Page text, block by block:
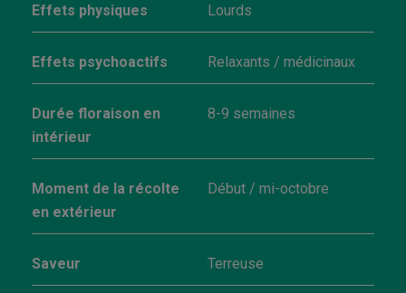
Effets physiques Lourds
Effets psychoactifs Relaxants / médicinaux
Durée floraison en
intérieur
8-9 semaines
Moment de la récolte
en extérieur
Début / mi-octobre
Saveur Terreuse